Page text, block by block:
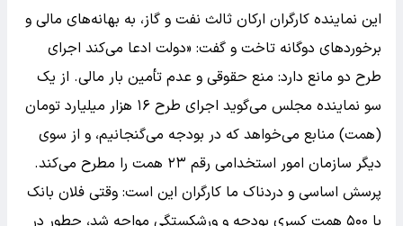
این نماینده کارگران ارکان ثالث نفت و گاز، به بهانه‌های مالی و
برخوردهای دوگانه تاخت و گفت: «دولت ادعا می‌کند اجرای
طرح دو مانع دارد: منع حقوقی و عدم تأمین بار مالی. از یک
سو نماینده مجلس می‌گوید اجرای طرح ۱۶ هزار میلیارد تومان
(همت) منابع می‌خواهد که در بودجه می‌گنجانیم، و از سوی
دیگر سازمان امور استخدامی رقم ۲۳ همت را مطرح می‌کند.
پرسش اساسی و دردناک ما کارگران این است: وقتی فلان بانک
با ۵۰۰ همت کسری بودجه و ورشکستگی مواجه شد، چطور در